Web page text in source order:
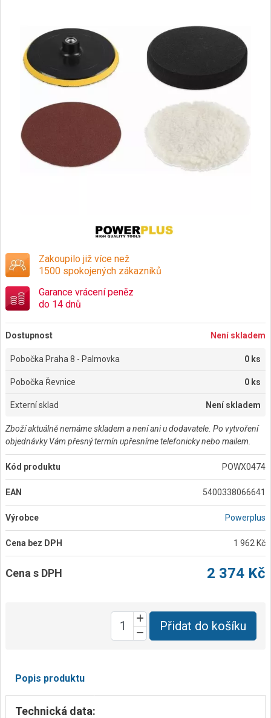
Zakoupilo již více než
1500 spokojených zákazníků
Garance vrácení peněz
do 14 dnů
Dostupnost Není skladem
Pobočka Praha 8 - Palmovka 0 ks
Pobočka Řevnice 0 ks
Externí sklad Není skladem
Zboží aktuálně nemáme skladem a není ani u dodavatele. Po vytvoření
objednávky Vám přesný termín upřesníme telefonicky nebo mailem.
Kód produktu POWX0474
EAN 5400338066641
Výrobce Powerplus
Cena bez DPH 1 962 Kč
Cena s DPH 2 374 Kč
Přidat do košíku
Popis produktu
Technická data: